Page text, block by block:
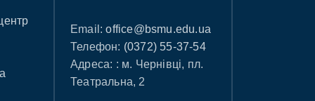
Email:office@bsmu.edu.ua
Телефон: (0372) 55-37-54
Адреса: : м. Чернівці, пл.
Театральна, 2